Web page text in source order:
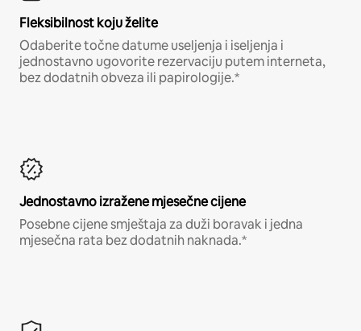
Fleksibilnost koju želite
Odaberite točne datume useljenja i iseljenja i
jednostavno ugovorite rezervaciju putem interneta,
bez dodatnih obveza ili papirologije.*
Jednostavno izražene mjesečne cijene
Posebne cijene smještaja za duži boravak i jedna
mjesečna rata bez dodatnih naknada.*